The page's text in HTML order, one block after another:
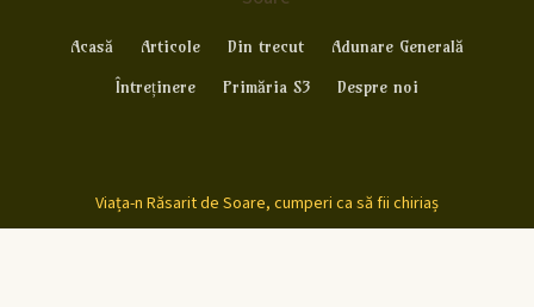
Acasă Articole Din trecut
Adunare Generală
Întreținere
Primăria S3 Despre noi
Viața-n Răsarit de Soare, cumperi ca să fii chiriaș